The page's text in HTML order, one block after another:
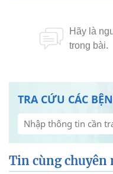
TRA CỨU CÁC
Tin cùng chuyên